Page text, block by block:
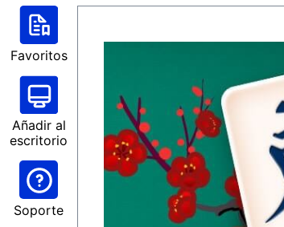
Favoritos
Añadir al
escritorio
Soporte